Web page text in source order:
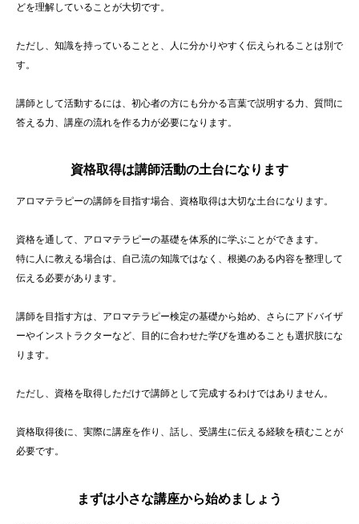
どを理解していることが大切です。
ただし、知識を持っていることと、人に分かりやすく伝えられることは別で
す。
講師として活動するには、初心者の方にも分かる言葉で説明する力、質問に
答える力、講座の流れを作る力が必要になります。
資格取得は講師活動の土台になります
アロマテラピーの講師を目指す場合、資格取得は大切な土台になります。
資格を通して、アロマテラピーの基礎を体系的に学ぶことができます。
特に人に教える場合は、自己流の知識ではなく、根拠のある内容を整理して
伝える必要があります。
講師を目指す方は、アロマテラピー検定の基礎から始め、さらにアドバイザ
ーやインストラクターなど、目的に合わせた学びを進めることも選択肢にな
ります。
ただし、資格を取得しただけで講師として完成するわけではありません。
資格取得後に、実際に講座を作り、話し、受講生に伝える経験を積むことが
必要です。
まずは小さな講座から始めましょう